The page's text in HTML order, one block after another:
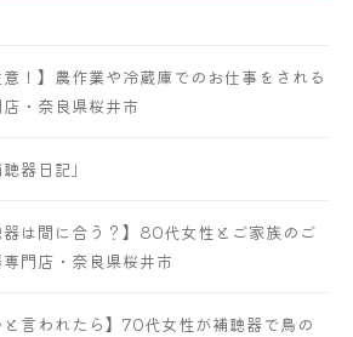
意！】農作業や冷蔵庫でのお仕事をされる
・奈良県桜井市
器日記」
器は間に合う？】80代女性とご家族のご
門店・奈良県桜井市
と言われたら】70代女性が補聴器で鳥の